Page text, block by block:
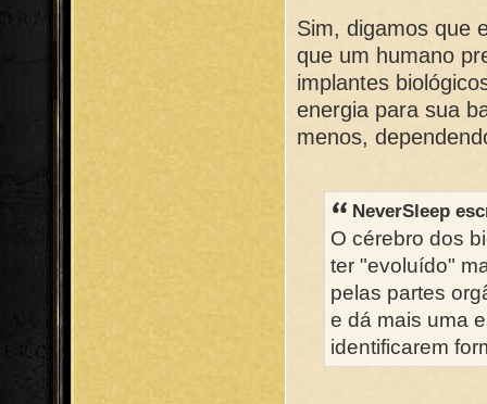
Sim, digamos que
que um humano
implantes
energia para sua
menos,
NeverSleep
O cérebro dos
ter "evoluído"
pelas partes
e dá mais uma
identificarem